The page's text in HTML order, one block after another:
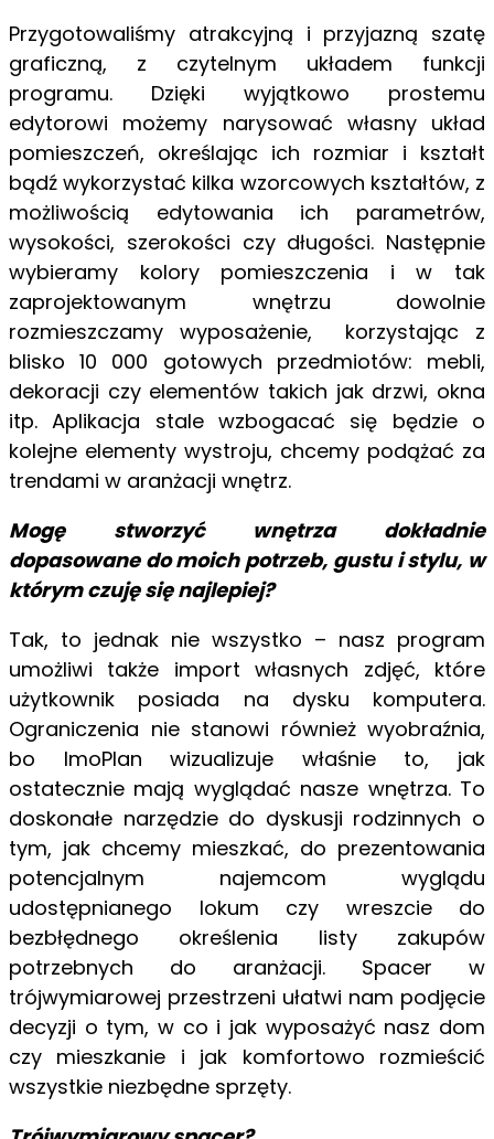
Przygotowaliśmy atrakcyjną i przyjazną szatę
graficzną, z czytelnym układem funkcji
programu. Dzięki wyjątkowo prostemu
edytorowi możemy narysować własny układ
pomieszczeń, określając ich rozmiar i kształt
bądź wykorzystać kilka wzorcowych kształtów, z
możliwością edytowania ich parametrów,
wysokości, szerokości czy długości. Następnie
wybieramy kolory pomieszczenia i w tak
zaprojektowanym wnętrzu dowolnie
rozmieszczamy wyposażenie, korzystając z
blisko 10 000 gotowych przedmiotów: mebli,
dekoracji czy elementów takich jak drzwi, okna
itp. Aplikacja stale wzbogacać się będzie o
kolejne elementy wystroju, chcemy podążać za
trendami w aranżacji wnętrz.
Mogę stworzyć wnętrza dokładnie
dopasowane do moich potrzeb, gustu i stylu, w
którym czuję się najlepiej?
Tak, to jednak nie wszystko – nasz program
umożliwi także import własnych zdjęć, które
użytkownik posiada na dysku komputera.
Ograniczenia nie stanowi również wyobraźnia,
bo ImoPlan wizualizuje właśnie to, jak
ostatecznie mają wyglądać nasze wnętrza. To
doskonałe narzędzie do dyskusji rodzinnych o
tym, jak chcemy mieszkać, do prezentowania
potencjalnym najemcom wyglądu
udostępnianego lokum czy wreszcie do
bezbłędnego określenia listy zakupów
potrzebnych do aranżacji. Spacer w
trójwymiarowej przestrzeni ułatwi nam podjęcie
decyzji o tym, w co i jak wyposażyć nasz dom
czy mieszkanie i jak komfortowo rozmieścić
wszystkie niezbędne sprzęty.